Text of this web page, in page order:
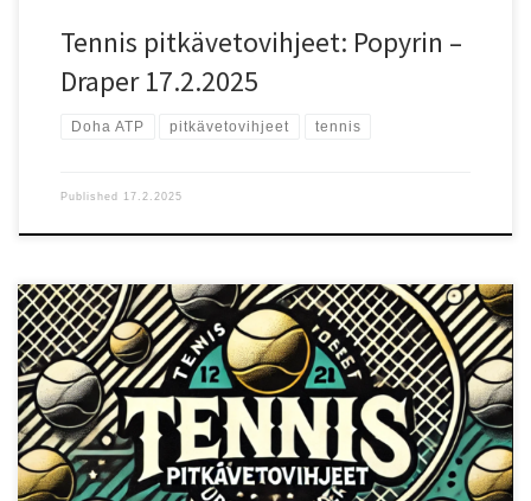
Tennis pitkävetovihjeet: Popyrin –
Draper 17.2.2025
Doha ATP pitkävetovihjeet tennis
Published 17.2.2025
Ottelun lähtökohdat Doha ATP -turnauksen ensimmäisellä
kierroksella kohtaavat Carlos Alcaraz (ranking 3) ja Marin Cilic
(ranking 195). Alcaraz johtaa keskinäisiä kohtaamisia 3–1, ja hänen
nykyinen rankinginsa sekä pelivireensä tekevät hänestä selkeän
ennakkosuosikin. Nopea kovakenttä sopii molemmille pelaajille,
mutta Alcaraz on tällä hetkellä selvästi korkeammalla tasolla.
Testaa uusi vedonlyöntisivu!: Testaa uutta Betizyä reiluilla eduilla!
Pelaajien vire ja tilastot Alcaraz on yksi kiertueen parhaista